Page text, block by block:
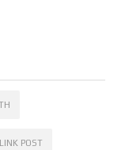
LINK POST